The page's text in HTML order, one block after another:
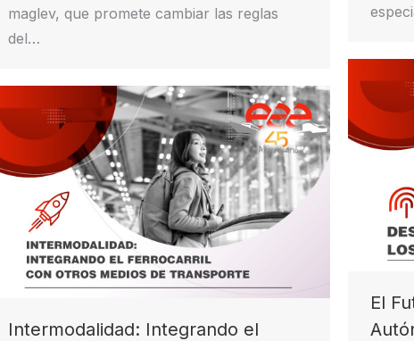
maglev, que promete cambiar las reglas
del…
El
Intermodalidad: Integrando el